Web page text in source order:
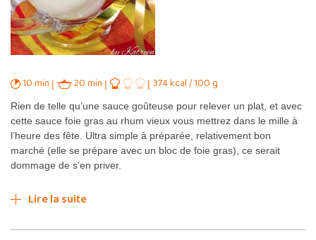
10 min 20 min 374 kcal / 100 g
Rien de telle qu’une sauce goûteuse pour relever un plat, et avec
cette sauce foie gras au rhum vieux vous mettrez dans le mille à
l’heure des fête. Ultra simple à préparée, relativement bon
marché (elle se prépare avec un bloc de foie gras), ce serait
dommage de s’en priver.
Lire la suite